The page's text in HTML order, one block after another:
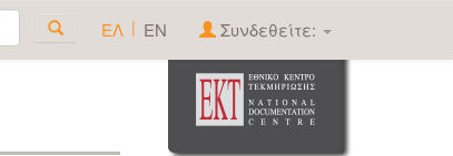
ΕΛ | EN Συνδεθείτε: